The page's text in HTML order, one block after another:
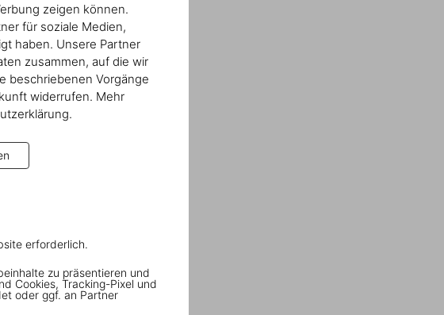
zeigen können.
für soziale Medien,
haben. Unsere Partner
zusammen, auf die wir
beschriebenen Vorgänge
widerrufen. Mehr
erforderlich.
zu präsentieren und
Cookies, Tracking-Pixel und
oder ggf. an Partner